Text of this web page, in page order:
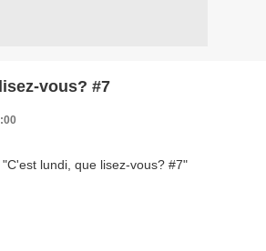
vous? #7